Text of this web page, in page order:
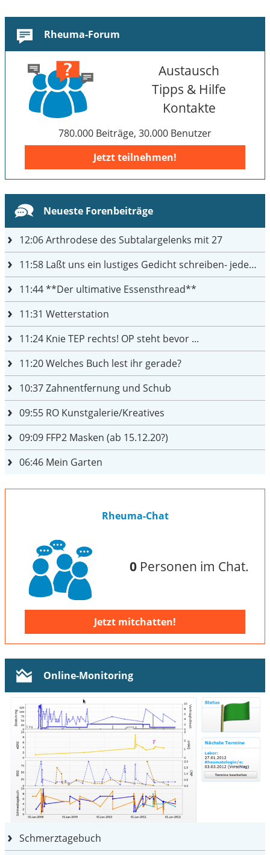
Rheuma-Forum
Austausch
Tipps & Hilfe
Kontakte
780.000 Beiträge, 30.000 Benutzer
Jetzt teilnehmen!
Neueste Forenbeiträge
12:06Arthrodese des Subtalargelenks mit 27
11:58 Laßt uns ein lustiges Gedicht schreiben- jeder einen Satz
11:44**Der ultimative Essensthread**
11:31 Wetterstation
11:24 Knie TEP rechts! OP steht bevor ...
11:20Welches Buch lest ihr gerade?
10:37Zahnentfernung und Schub
09:55 RO Kunstgalerie/Kreatives
09:09 FFP2 Masken (ab 15.12.20?)
06:46 Mein Garten
Rheuma-Chat
0Personen im Chat.
Jetzt mitchatten!
Online-Monitoring
Schmerztagebuch